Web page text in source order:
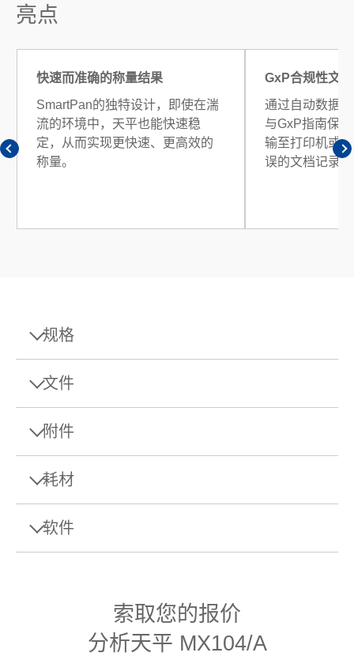
亮点
快速而准确的称量结果
SmartPan的独特设计，即使在湍
流的环境中，天平也能快速稳
定，从而实现更快速、更高效的
称量。
GxP合规性文档
通过自动数据
与GxP指南保
输至打印机或
误的文档记录。
规格
规格 - 分析天平 MX104/A
最小称量值（符合USP，
允差为0.1%，典型）
校正
外形尺寸 (高x宽x深)
353 mm x 222 mm x 379
mm
重复性（典型） 0.05 mg
文件
单页样本
Download this datasheet to learn more about the
specifications and accessories of MX Analytical
Balances.
用户手册：MX天平
操作手册：MX天平
附件
Barcode Scanner 1D Gryphon GD4220
需要报价
耗材
手动样品加样
称量漏斗
物料号:30061260
软件
EasyDirect Balance数据管理软件（最多3
索取您的报价
分析天平 MX104/A